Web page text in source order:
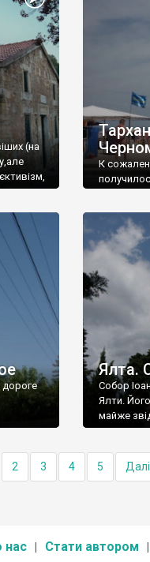
(на
К
Ялта.
Собор
Ялти. Його
майже
2 3 4 5
нас Стати автором